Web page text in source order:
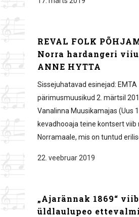
REVAL FOLK
Norra hardangeri
ANNE HYTTA
Sissejuhatavad esinejad: EMTA
pärimusmuusikud 2. märtsil
Vanalinna Muusikamajas (Uus
kevadhooaja teine kontsert viib
Norramaale, mis on tuntud
22. veebruar 2019
„Ajarännak 1869“
üldlaulupeo